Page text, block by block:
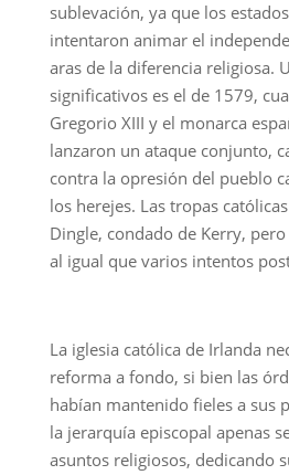
sublevación, ya que los
intentaron animar el
aras de la diferencia religiosa.
significativos es el de 1579,
Gregorio XIII y el monarca
lanzaron un ataque conjunto,
contra la opresión del pueblo
los herejes. Las tropas
Dingle, condado de Kerry,
al igual que varios intentos
La iglesia católica de Irlanda
reforma a fondo, si bien las
habían mantenido fieles a sus
la jerarquía episcopal apenas
asuntos religiosos, dedicando